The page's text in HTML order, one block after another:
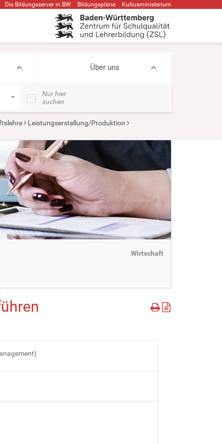
Die Bildungsserver in BW Bildungspläne Kultusministerium
Über uns
Nur hier
suchen
Leistungserstellung/Produktion
Wirtschaft